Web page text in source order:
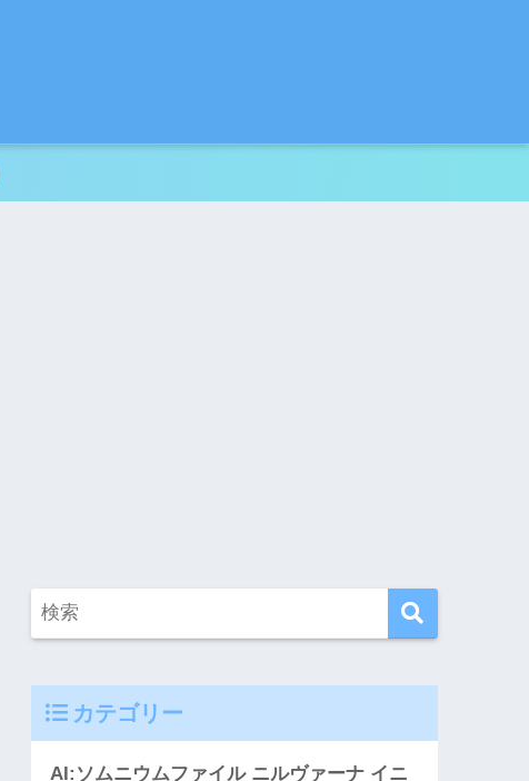
カテゴリー
AI:ソムニウムファイル ニルヴァーナ イニ